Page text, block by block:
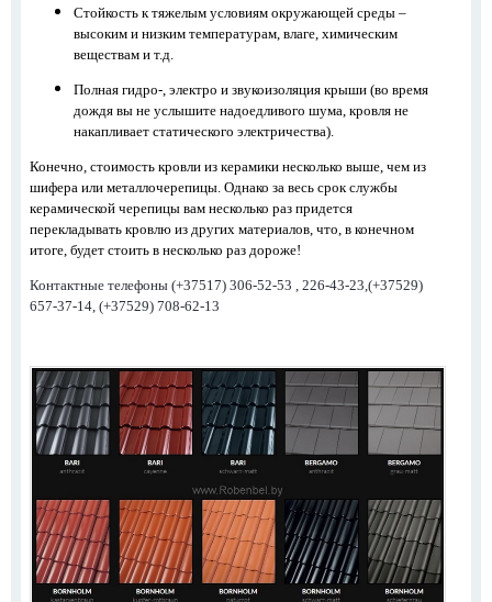
Стойкость к тяжелым условиям окружающей среды –
высоким и низким температурам, влаге, химическим
веществам и т.д.
Полная гидро-, электро и звукоизоляция крыши (во время
дождя вы не услышите надоедливого шума, кровля не
накапливает статического электричества).
Конечно, стоимость кровли из керамики несколько выше, чем из
шифера или металлочерепицы. Однако за весь срок службы
керамической черепицы вам несколько раз придется
перекладывать кровлю из других материалов, что, в конечном
итоге, будет стоить в несколько раз дороже!
Контактные телефоны (+37517) 306-52-53 , 226-43-23,(+37529)
657-37-14, (+37529) 708-62-13